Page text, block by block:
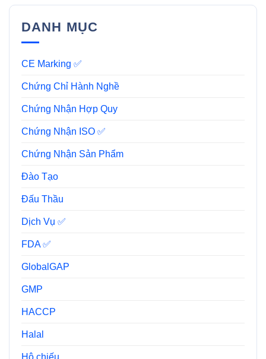
DANH MỤC
CE Marking ✅
Chứng Chỉ Hành Nghề
Chứng Nhận Hợp Quy
Chứng Nhận ISO ✅
Chứng Nhận Sản Phẩm
Đào Tạo
Đấu Thầu
Dịch Vụ ✅
FDA ✅
GlobalGAP
GMP
HACCP
Halal